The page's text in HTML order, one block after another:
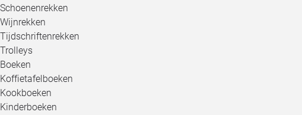
Schoenenrekken
Wijnrekken
Tijdschriftenrekken
Trolleys
Boeken
Koffietafelboeken
Kookboeken
Kinderboeken